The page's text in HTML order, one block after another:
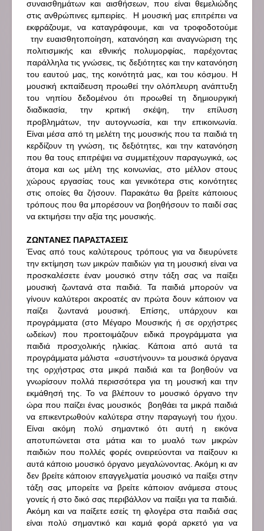
συναισθημάτων και αισθήσεων, που είναι θεμελιώδης
στις ανθρώπινες εμπειρίες. Η μουσική μας επιτρέπει να
εκφράζουμε, να καταγράφουμε, και να τροφοδοτούμε
την ευαισθητοποίηση, κατανόηση και αναγνώριση της
πολιτισμικής
και εθνικής πολυμορφίας, παρέχοντας
παράλληλατις γνώσεις, τις δεξιότητες καιτην κατανόηση
του εαυτού μας, της κοινότητά μας, και του κόσμου. Η
μουσική εκπαίδευση προωθεί την ολόπλευρη ανάπτυξη
του νηπίου δεδομένου ότι
προωθεί τη
δημιουργική
διαδικασία,
την κριτική σκέψη, την επίλυση
προβλημάτων, την αυτογνωσία, και την επικοινωνία.
Είναι μέσα από τη μελέτη της μουσικής που τα παιδιά τη
κερδίζουν τη γνώση, τις δεξιότητες, και την κατανόηση
που θα τους επιτρέψει να συμμετέχουν παραγωγικά, ως
άτομα και ως μέλη της κοινωνίας, στο μέλλον στους
χώρους εργασίας τους
και γενικότερα στις κοινότητες
στις οποίες θα ζήσουν. Παρακάτω θα βρείτε κάποιους
τρόπους που θα μπορέσουν να βοηθήσουν το παιδί σας
να εκτιμήσει την αξία της μουσικής.
ΖΩΝΤΑΝΕΣ ΠΑΡΑΣΤΑΣΕΙΣ
Ένας από τους καλύτερους τρόπους για να διευρύνετε
την εκτίμηση των μικρών παιδιών για τη μουσική είναι να
προσκαλέσετε έναν μουσικό στην τάξη σας να παίξει
μουσική ζωντανά στα παιδιά. Τα παιδιά μπορούν να
γίνουν καλύτεροι ακροατές αν πρώτα δουν κάποιον να
παίζει ζωντανά μουσική. Επίσης, υπάρχουν και
προγράμματα (στο Μέγαρο Μουσικής ή σε ορχήστρες
ωδείων) που προετοιμάζουν ειδικά προγράμματα για
παιδιά προσχολικής ηλικίας. Κάποια από αυτά τα
προγράμματα μάλιστα «συστήνουν» τα μουσικά όργανα
της ορχήστρας στα μικρά παιδιά και τα βοηθούν να
γνωρίσουν πολλά περισσότερα για τη μουσική και την
εκμάθησή της. Το να βλέπουν το μουσικό όργανο την
ώρα που παίζει ένας μουσικός βοηθάει τα μικρά παιδιά
να επικεντρωθούν καλύτερα στην παραγωγή του ήχου.
Είναι ακόμη πολύ σημαντικό ότι αυτή η εικόνα
αποτυπώνεται στα μάτια και το μυαλό των μικρών
παιδιών που πολλές φορές ονειρεύονται να παίξουν κι
αυτά κάποιο μουσικό όργανο μεγαλώνοντας. Ακόμη κι αν
δεν βρείτε κάποιον επαγγελματία μουσικό να παίξει στην
τάξη σας μπορείτε να βρείτε κάποιον ανάμεσα στους
γονείς ή στο δικό σας περιβάλλον να παίξει για τα παιδιά.
Ακόμη και να παίξετε εσείς τη φλογέρα στα παιδιά σας
είναι πολύ σημαντικό και καμιά φορά αρκετό για να